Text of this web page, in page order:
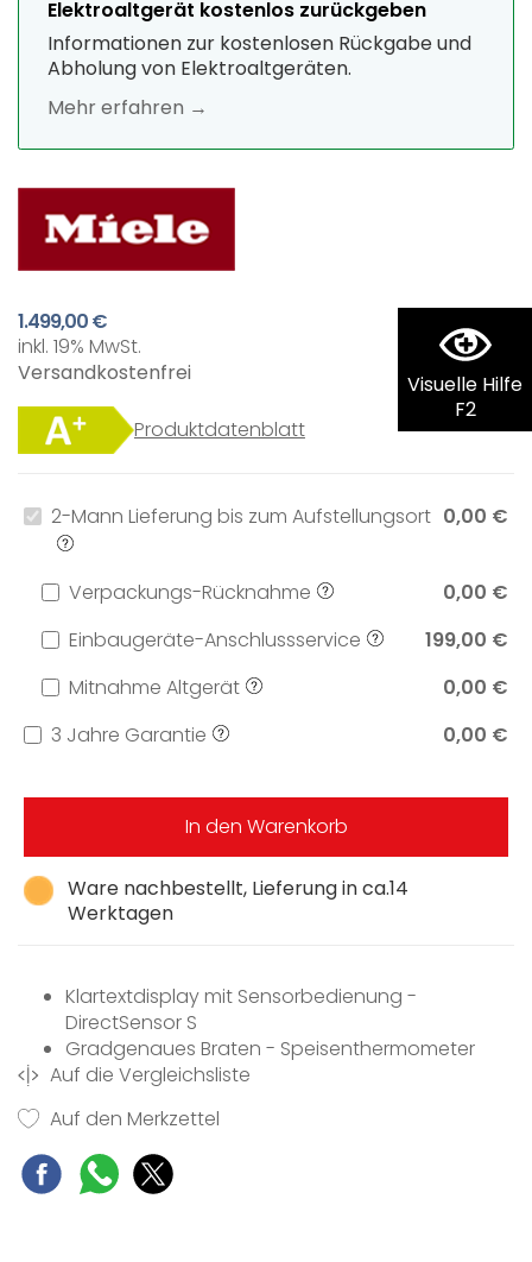
Visuelle Hilfe
F2
Elektroaltgerät kostenlos zurückgeben
Informationen zur kostenlosen Rückgabe und
Abholung von Elektroaltgeräten.
Mehr erfahren →
1.499,00 €
inkl. 19% MwSt.
Versandkostenfrei
Produktdatenblatt
Ware nachbestellt, Lieferung in ca.14
Werktagen
2-Mann Lieferung bis zum Aufstellungsort 0,00 €
Verpackungs-Rücknahme
0,00 €
Einbaugeräte-Anschlussservice
199,00 €
Mitnahme Altgerät
0,00 €
3 Jahre Garantie
0,00 €
In den Warenkorb
Klartextdisplay mit Sensorbedienung -
DirectSensor S
Gradgenaues Braten - Speisenthermometer
Ganz einfach zum perfekten Ergebnis -
Viel Platz und Flexibilität - 76 l Garraumvolumen
auf 5 Ebenen
Leichte Bedienung auf allen Ebenen - FlexiClip-
Auf die Vergleichsliste
Auf den Merkzettel